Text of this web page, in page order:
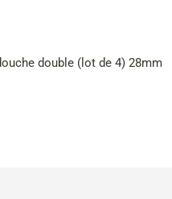
double (lot de 4) 28mm